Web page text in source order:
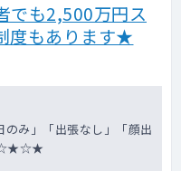
でも2,500万円ス
度もあります★
み」「出張なし」「顔出
)☆★☆★